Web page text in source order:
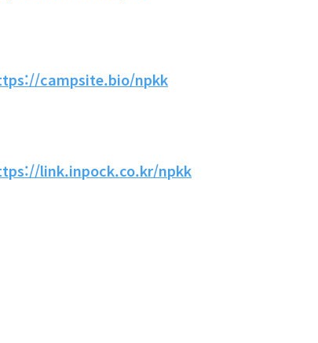
campsite.bio/npkk
link.inpock.co.kr/npkk